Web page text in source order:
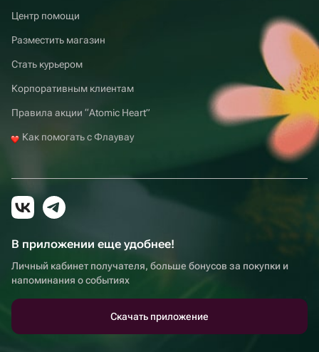
Центр помощи
Разместить магазин
Стать курьером
Корпоративным клиентам
Правила акции “Atomic Heart”
Как помогать с Флаувау
В приложении еще удобнее!
Личный кабинет получателя, больше бонусов за покупки и
напоминания о событиях
Скачать приложение